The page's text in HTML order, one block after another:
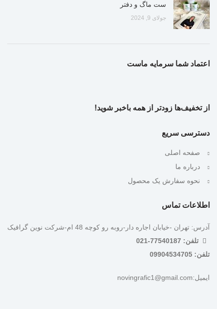
ست ماگ و دفتر
جولای 9, 2024
اعتماد شما سرمایه ماست
از تخفیف‌ها زودتر از همه باخبر شوید!
دسترسی سریع
صفحه اصلی
درباره ما
نحوه سفارش یک محصول
اطلاعات تماس
آدرس: تهران -خیابان اجاره دار-روبه رو کوچه 48 ام-شرکت نوین گرافیک
تلفن: 77540187-021
تلفن: 09904534705
ایمیل:novingrafic1@gmail.com